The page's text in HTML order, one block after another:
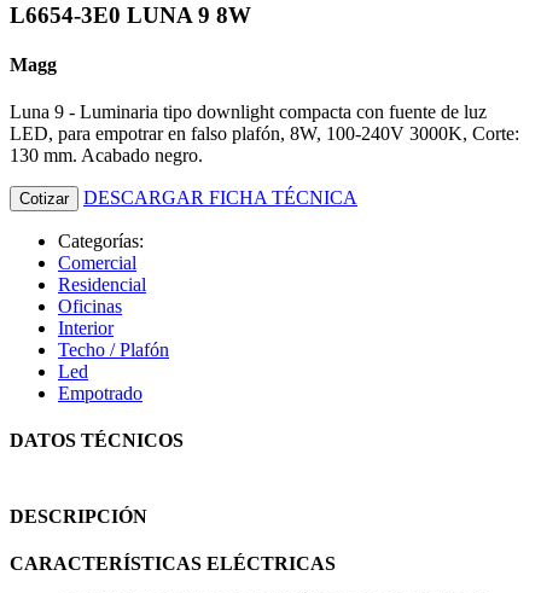
L6654-3E0 LUNA 9 8W
Magg
Luna 9 - Luminaria tipo downlight compacta con fuente de luz
LED, para empotrar en falso plafón, 8W, 100-240V 3000K, Corte:
130 mm. Acabado negro.
Cotizar DESCARGAR FICHA TÉCNICA
Categorías:
Comercial
Residencial
Oficinas
Interior
Techo / Plafón
Led
Empotrado
DATOS TÉCNICOS
DESCRIPCIÓN
CARACTERÍSTICAS ELÉCTRICAS